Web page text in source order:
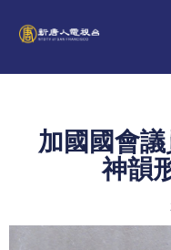
加國國會
神韻